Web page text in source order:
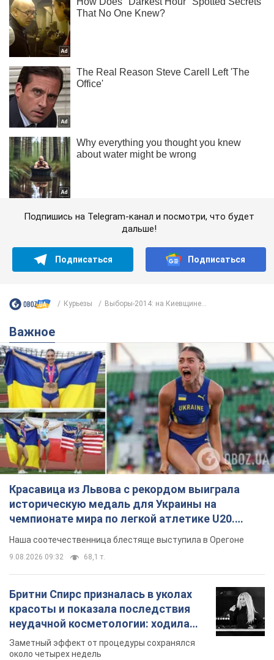
Подпишись на Telegram-канал и посмотри, что будет
дальше!
Подписаться Подписаться
Курьезы Выборы-2014: на Киевщине...
Важное
Красавица из Львова с рекордом выиграла
историческую медаль для Украины на
чемпионате мира по легкой атлетике U20.
Видео
Наша соотечественница блестяще выступила в Орегоне
9.08.2026 09:32 68,1 т.
Бритни Спирс призналась в уколах
красоты и показала последствия
неудачной косметологии: ходила
так почти месяц
Заметный эффект от процедуры сохранялся
около четырех недель